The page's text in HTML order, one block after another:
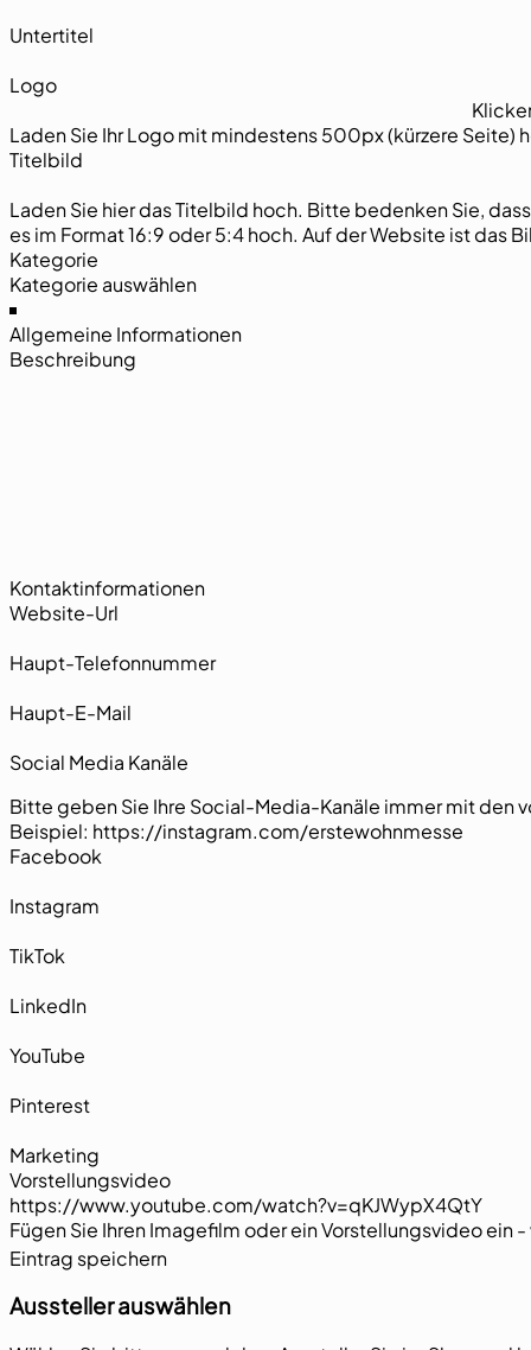
Untertitel
Logo
Laden Sie Ihr Logo mit mindestens 500px (kürzere Seite)
Titelbild
Laden Sie hier das Titelbild hoch. Bitte bedenken Sie,
es im Format 16:9 oder 5:4 hoch. Auf
Kategorie
Allgemeine Informationen
Beschreibung
Kontaktinformationen
Website-Url
Haupt-Telefonnummer
Haupt-E-Mail
DIV_POSTS_Verwaltungs_IDs
Social Media Kanäle
Bitte geben Sie Ihre Social-Media-Kanäle immer mit den
Beispiel: https://instagram.com/erstewohnmesse
Facebook
Instagram
TikTok
LinkedIn
YouTube
Pinterest
Marketing
Vorstellungsvideo
Fügen Sie Ihren Imagefilm oder ein Vorstellungsvideo ein
Abschnitt
Eintrag speichern
Aussteller auswählen